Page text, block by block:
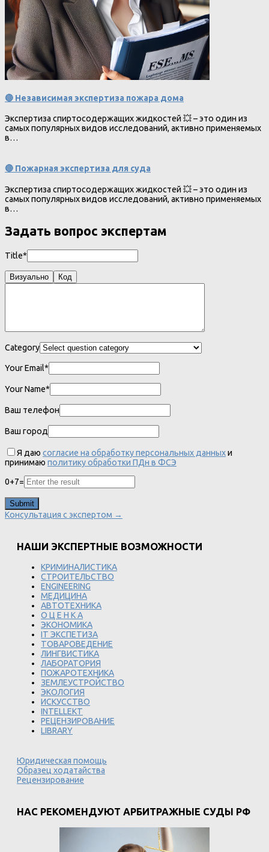
🔴 Независимая экспертиза пожара дома
Экспертиза спиртосодержащих жидкостей 💥 – это один из
самых популярных видов исследований, активно применяемых
в…
🔴 Пожарная экспертиза для суда
Экспертиза спиртосодержащих жидкостей 💥 – это один из
самых популярных видов исследований, активно применяемых
в…
Задать вопрос экспертам
Title*
Визуально Код
Category
Your Email*
Your Name*
Ваш телефон
Ваш город
Я даю согласие на обработку персональных данныхи
принимаю политику обработки ПДн в ФСЭ
0+7=
Консультация с экспертом →
НАШИ ЭКСПЕРТНЫЕ ВОЗМОЖНОСТИ
КРИМИНАЛИСТИКА
СТРОИТЕЛЬСТВО
ENGINEERING
МЕДИЦИНА
АВТОТЕХНИКА
О Ц Е Н К А
ЭКОНОМИКА
IT ЭКСПЕТИЗА
ТОВАРОВЕДЕНИЕ
ЛИНГВИСТИКА
ЛАБОРАТОРИЯ
ПОЖАРОТЕХНИКА
ЗЕМЛЕУСТРОЙСТВО
ЭКОЛОГИЯ
ИСКУССТВО
INTELLEKT
РЕЦЕНЗИРОВАНИЕ
LIBRARY
Юридическая помощь
Образец ходатайства
Рецензирование
НАС РЕКОМЕНДУЮТ АРБИТРАЖНЫЕ СУДЫ РФ